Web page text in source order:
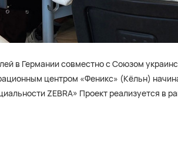
в Германии совместно с Союзом
центром «Феникс» (Кёльн)
ZEBRA» Проект реализуется в